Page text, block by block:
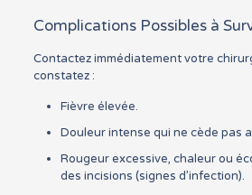
Complications Possibles à
Contactez immédiatement votre
constatez :
Fièvre élevée.
Douleur intense qui ne cède pas
Rougeur excessive, chaleur ou
des incisions (signes d’infection).